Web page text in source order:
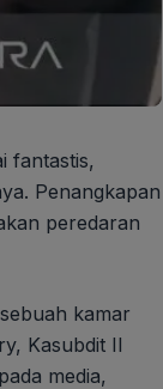
fantastis,
Penangkapan
peredaran
kamar
Kasubdit II
media,